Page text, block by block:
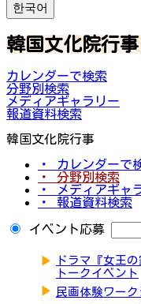
한국어
韓国文化院行事
カレンダーで検索
分野別検索
メディアギャラリー
報道資料検索
韓国文化院行事
・ カレンダーで
・ 分野別検索
・ メディアギャ
・ 報道資料検索
イベント応募
▶
ドラマ『女王
トークイベント
▶ 民画体験ワー